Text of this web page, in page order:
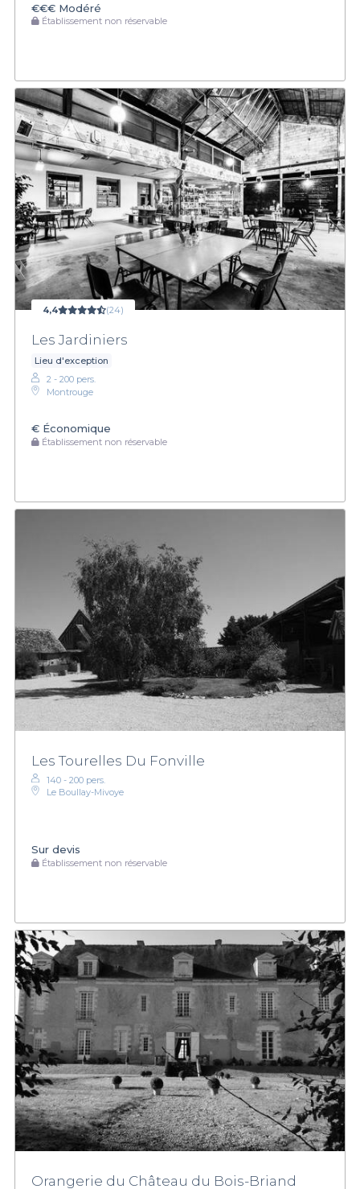
€€€ Modéré
Établissement non réservable
4,4 (24)
Les Jardiniers
Lieu d'exception
2 - 200 pers.
Montrouge
€ Économique
Établissement non réservable
Les Tourelles Du Fonville
140 - 200 pers.
Le Boullay-Mivoye
Sur devis
Établissement non réservable
Orangerie du Château du Bois-Briand